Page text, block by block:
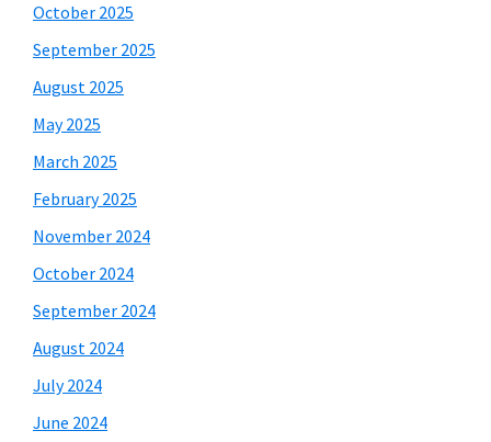
October 2025
September 2025
August 2025
May 2025
March 2025
February 2025
November 2024
October 2024
September 2024
August 2024
July 2024
June 2024